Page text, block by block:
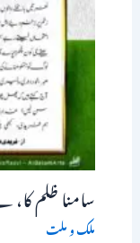
سامنا ظلم کا،
ملک و ملت